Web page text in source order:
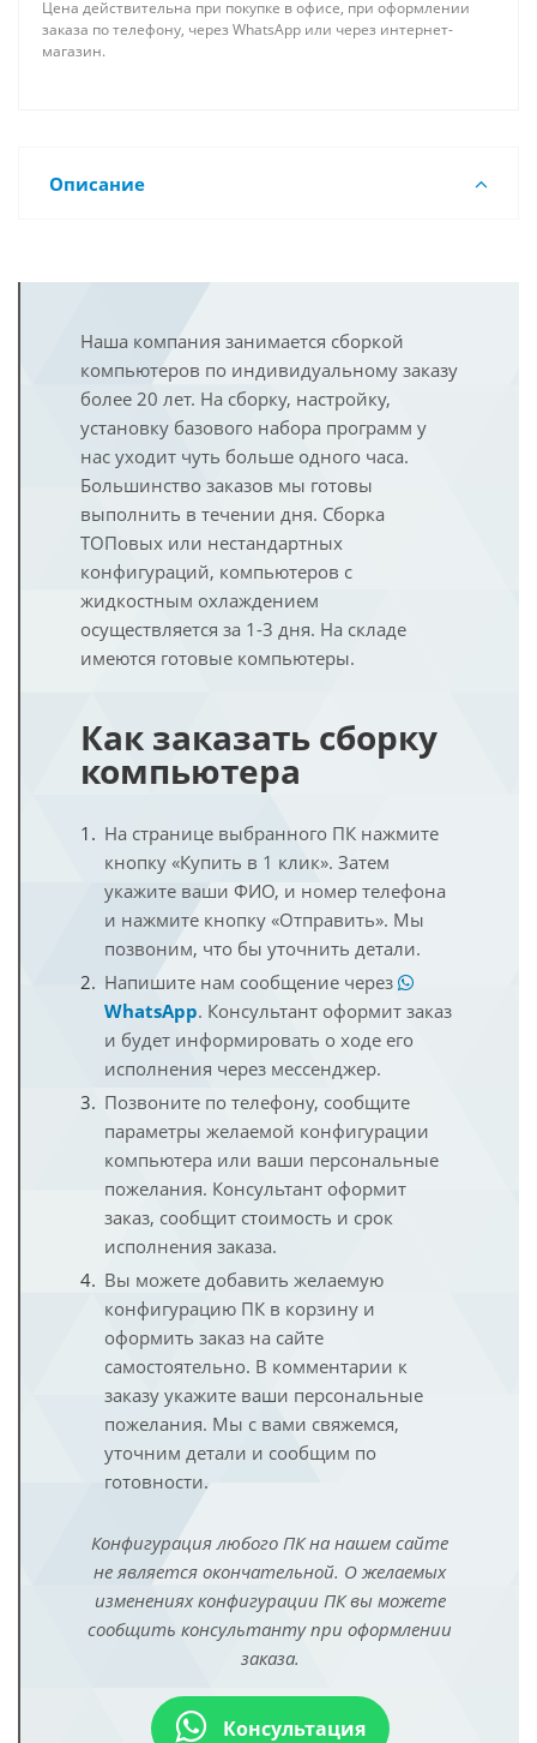
Цена действительна при покупке в офисе, при оформлении
заказа по телефону, через WhatsApp или через интернет-
магазин.
Описание
Наша компания занимается сборкой
компьютеров по индивидуальному заказу
более 20 лет. На сборку, настройку,
установку базового набора программ у
нас уходит чуть больше одного часа.
Большинство заказов мы готовы
выполнить в течении дня. Сборка
ТОПовых или нестандартных
конфигураций, компьютеров с
жидкостным охлаждением
осуществляется за 1-3 дня. На складе
имеются готовые компьютеры.
Как заказать сборку
компьютера
На странице выбранного ПК нажмите
кнопку «Купить в 1 клик». Затем
укажите ваши ФИО, и номер телефона
и нажмите кнопку «Отправить». Мы
позвоним, что бы уточнить детали.
Напишите нам сообщение через
WhatsApp. Консультант оформит заказ
и будет информировать о ходе его
исполнения через мессенджер.
Позвоните по телефону, сообщите
параметры желаемой конфигурации
компьютера или ваши персональные
пожелания. Консультант оформит
заказ, сообщит стоимость и срок
исполнения заказа.
Вы можете добавить желаемую
конфигурацию ПК в корзину и
оформить заказ на сайте
самостоятельно. В комментарии к
заказу укажите ваши персональные
пожелания. Мы с вами свяжемся,
уточним детали и сообщим по
готовности.
Конфигурация любого ПК на нашем сайте
не является окончательной. О желаемых
изменениях конфигурации ПК вы можете
сообщить консультанту при оформлении
заказа.
Консультация